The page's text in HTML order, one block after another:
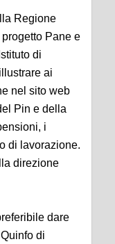
Regione
Pane e
di
ai
nel sito web
Pin e della
i
di lavorazione.
direzione
dare
di